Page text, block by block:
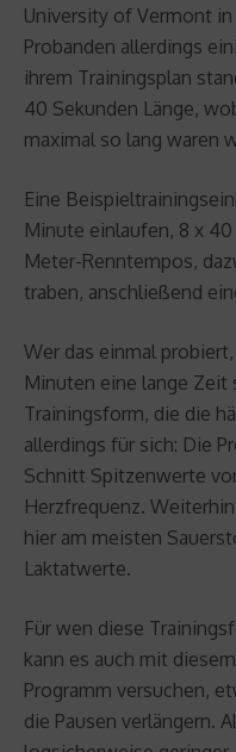
University of Vermont
Probanden allerdings
ihrem Trainingsplan
40 Sekunden Länge,
maximal so lang waren
Eine
Minute einlaufen, 8 x
Meter-Renntempos,
traben, anschließend
Wer das einmal
Minuten eine lange Zeit
Trainingsform, die die
allerdings für sich: Die
Schnitt Spitzenwerte
Herzfrequenz.
hier am meisten
Laktatwerte.
Für wen diese
kann es auch mit
Programm versuchen,
die Pausen verlängern.